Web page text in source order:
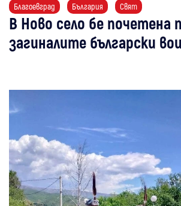
Благоевград България Свят
В Ново село бе почетена
загиналите български